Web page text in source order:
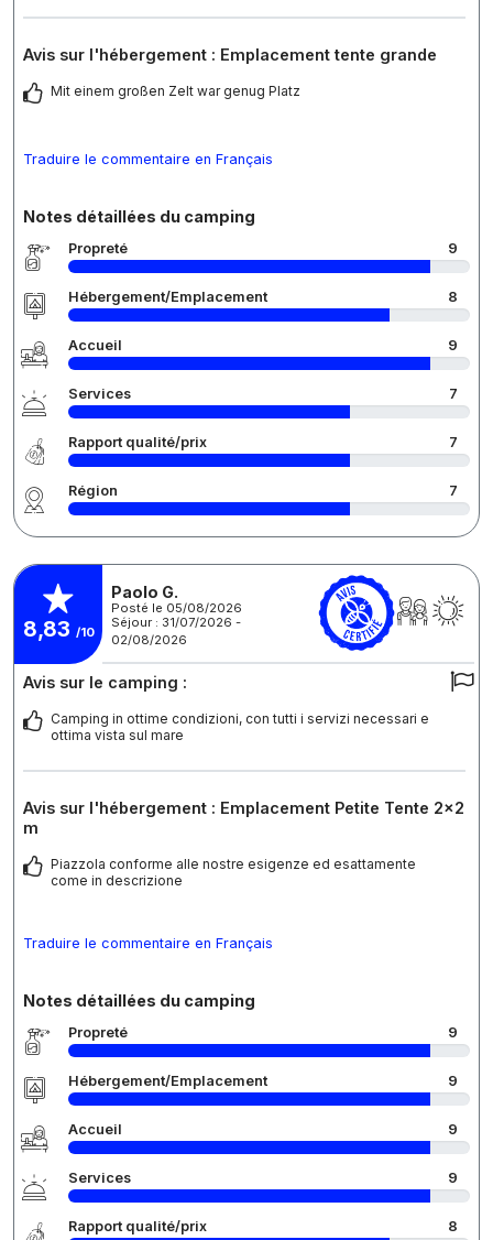
Avis sur l'hébergement : Emplacement tente grande
Mit einem großen Zelt war genug Platz
Traduire le commentaire en Français
Notes détaillées du camping
Propreté 9
Hébergement/Emplacement 8
Accueil 9
Services 7
Rapport qualité/prix 7
Région 7
8,83 /10
Paolo G.
Posté le 05/08/2026
Séjour : 31/07/2026 -
02/08/2026
Avis sur le camping :
Camping in ottime condizioni, con tutti i servizi necessari e
ottima vista sul mare
Avis sur l'hébergement : Emplacement Petite Tente 2x2
m
Piazzola conforme alle nostre esigenze ed esattamente
come in descrizione
Traduire le commentaire en Français
Notes détaillées du camping
Propreté 9
Hébergement/Emplacement 9
Accueil 9
Services 9
Rapport qualité/prix 8